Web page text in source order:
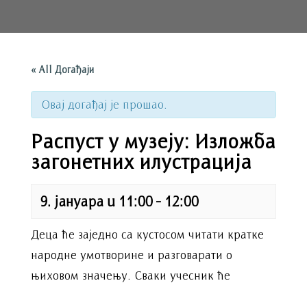
« All Догађаји
Овај догађај је прошао.
Распуст у музеју: Изложба
загонетних илустрација
9. јануара u 11:00- 12:00
Деца ће заједно са кустосом читати кратке
народне умотворине и разговарати о
њиховом значењу. Сваки учесник ће